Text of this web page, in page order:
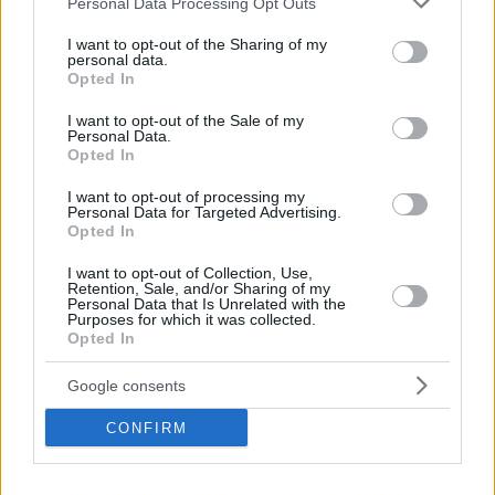
not limited to your visit or usage behaviour. You may click to
grant or deny consent to Google and its third-party tags to
use your data for below specified purposes in below Google
consent section.
I want to opt-out of the Sharing of my
personal data.
Opted In
I want to opt-out of the Sale of my
Personal Data.
Opted In
I want to opt-out of processing my
Personal Data for Targeted Advertising.
Opted In
I want to opt-out of Collection, Use,
Retention, Sale, and/or Sharing of my
Personal Data that Is Unrelated with the
Purposes for which it was collected.
Opted In
Google consents
CONFIRM
για μεγάλο διάστημα.
Πώς καταψύχουμε όμως
γίνεται με τα θρεπτικά
συστατικά τους;
στη γλουτένη), στις 16
προϊόντα της.
Τι να προσέξεις όταν
αγοράζεις φρούτα και πώς
να τα συντηρείς
Ξέρεις τι πρέπει να τρως